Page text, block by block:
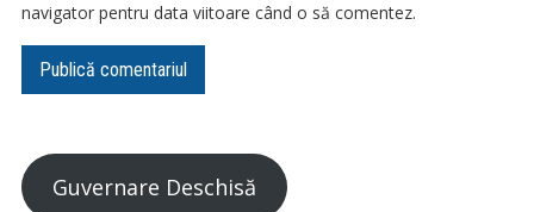
Guvernare Deschisă
navigator pentru data viitoare când o să comentez.